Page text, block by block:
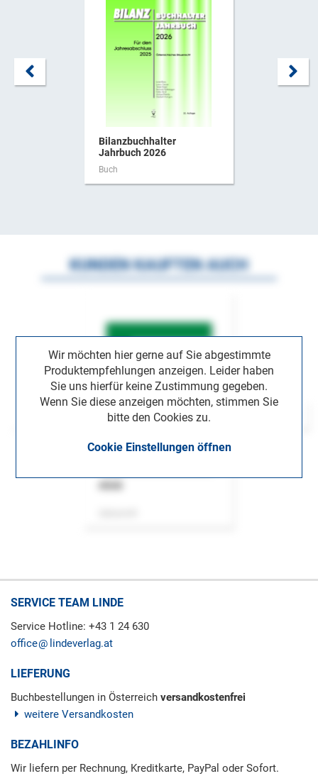
Bilanzbuchhalter
Jahrbuch 2026
Buch
Wir möchten hier gerne auf Sie abgestimmte
Produktempfehlungen anzeigen. Leider haben
Sie uns hierfür keine Zustimmung gegeben.
Wenn Sie diese anzeigen möchten, stimmen Sie
bitte den Cookies zu.
Cookie Einstellungen öffnen
KUNDEN KAUFTEN AUCH
SERVICE TEAM LINDE
Service Hotline: +43 1 24 630
office
lindeverlag.at
LIEFERUNG
Buchbestellungen in Österreich versandkostenfrei
weitere Versandkosten
BEZAHLINFO
Wir liefern per Rechnung, Kreditkarte, PayPal oder Sofort.